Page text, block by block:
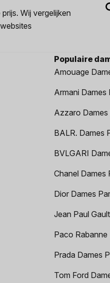
Wij vergelijken
Populaire
Amouage
Armani Dames
Azzaro Dames
BALR. Dames
BVLGARI
Chanel Dames
Dior Dames
Jean Paul
Paco Rabanne
Prada Dames
Tom Ford